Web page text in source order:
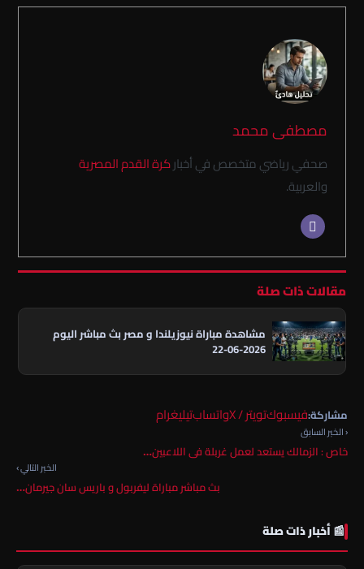
مصطفى محمد
صحفي رياضي متخصص في أخباركرة القدم المصرية
والعربية.
مقالات ذات صلة
مشاهدة مباراة نيوزيلندا و مصر بث مباشر اليوم
2026-06-22
مشاركة:فيسبوكتويتر / X واتسابتيليغرام
‹ الخبر السابق
خاص : الزمالك يستعد لعمل غربلة فى اللاعبين…
الخبر التالي ›
بث مباشر مباراة ليفربول و باريس سان جيرمان…
📰 أخبار ذات صلة